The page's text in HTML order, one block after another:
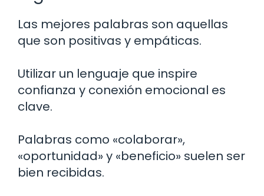
Las mejores palabras son aquellas
que son positivas y empáticas.
Utilizar un lenguaje que inspire
confianza y conexión emocional es
clave.
Palabras como «colaborar»,
«oportunidad» y «beneficio» suelen ser
bien recibidas.